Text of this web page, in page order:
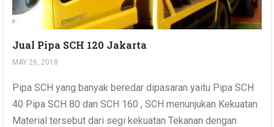
Jual Pipa SCH 120 Jakarta
MAY 26, 2018
Pipa SCH yang banyak beredar dipasaran yaitu Pipa SCH
40 Pipa SCH 80 dan SCH 160 , SCH menunjukan Kekuatan
Material tersebut dari segi kekuatan Tekanan dengan